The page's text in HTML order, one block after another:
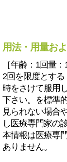
用法・用量お
［年齢：1回量
2回を限度とす
時をさけて服用
下さい。を標準
見られない場合
し医療専門家の
本情報は医療専
ありません。